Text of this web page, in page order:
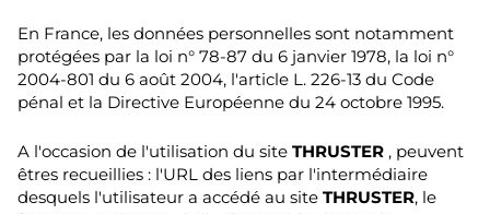
En France, les données personnelles sont notamment
protégées par la loi n° 78-87 du 6 janvier 1978, la loi n°
2004-801 du 6 août 2004, l'article L. 226-13 du Code
pénal et la Directive Européenne du 24 octobre 1995.
A l'occasion de l'utilisation du site THRUSTER , peuvent
êtres recueillies : l'URL des liens par l'intermédiaire
desquels l'utilisateur a accédé au site THRUSTER, le